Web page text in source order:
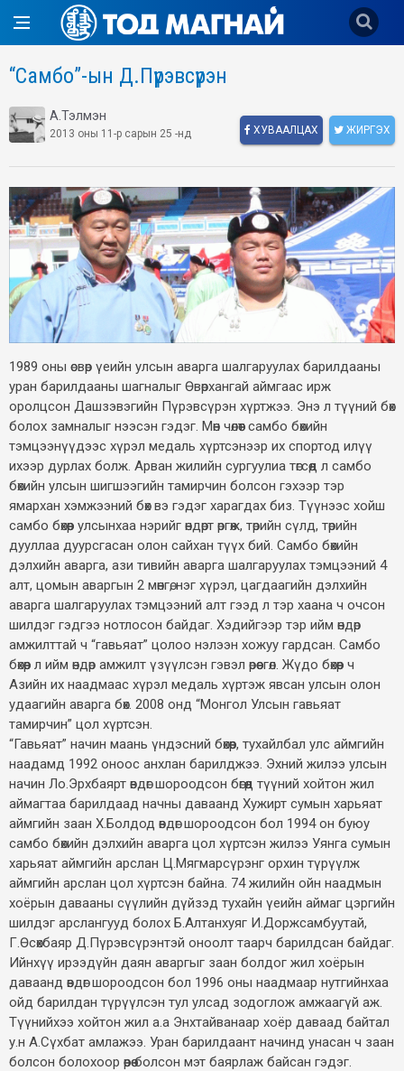
“Самбо”-ын Д.Пүрэвсүрэн
А.Тэлмэн
2013 оны 11-р сарын 25 -нд ХУВААЛЦАХ ЖИРГЭХ
1989 оны өсвөр үеийн улсын аварга шалгаруулах барилдааны
уран барилдааны шагналыг Өвөрхангай аймгаас ирж
оролцсон Дашзэвэгийн Пүрэвсүрэн хүртжээ. Энэ л түүний бөх
болох замналыг нээсэн гэдэг. Мөн чөлөөт самбо бөхийн
тэмцээнүүдээс хүрэл медаль хүртсэнээр их спортод илүү
ихээр дурлах болж. Арван жилийн сургуулиа төгсөөд л самбо
бөхийн улсын шигшээгийн тамирчин болсон гэхээр тэр
ямархан хэмжээний бөх вэ гэдэг харагдах биз. Түүнээс хойш
самбо бөхөөр улсынхаа нэрийг өндөрт өргөж, төрийн сүлд, төрийн
дууллаа дуурсгасан олон сайхан түүх бий. Самбо бөхийн
дэлхийн аварга, ази тивийн аварга шалгаруулах тэмцээний 4
алт, цомын аваргын 2 мөнгө, нэг хүрэл, цагдаагийн дэлхийн
аварга шалгаруулах тэмцээний алт гээд л тэр хаана ч очсон
шилдэг гэдгээ нотлосон байдаг. Хэдийгээр тэр ийм өндөр
амжилттай ч “гавьяат” цолоо нэлээн хожуу гардсан. Самбо
бөхөөр л ийм өндөр амжилт үзүүлсэн гэвэл өрөөсгөл. Жүдо бөхөөр ч
Азийн их наадмаас хүрэл медаль хүртэж явсан улсын олон
удаагийн аварга бөх. 2008 онд “Монгол Улсын гавьяат
тамирчин” цол хүртсэн.
“Гавьяат” начин маань үндэсний бөхөөр, тухайлбал улс аймгийн
наадамд 1992 оноос анхлан барилджээ. Эхний жилээ улсын
начин Ло.Эрхбаярт өвдөг шороодсон бөгөөд түүний хойтон жил
аймагтаа барилдаад начны даваанд Хужирт сумын харьяат
аймгийн заан Х.Болдод өвдөг шороодсон бол 1994 он буюу
самбо бөхийн дэлхийн аварга цол хүртсэн жилээ Уянга сумын
харьяат аймгийн арслан Ц.Мягмарсүрэнг орхин түрүүлж
аймгийн арслан цол хүртсэн байна. 74 жилийн ойн наадмын
хоёрын давааны сүүлийн дүйзэд тухайн үеийн аймаг цэргийн
шилдэг арслангууд болох Б.Алтанхуяг И.Доржсамбуутай,
Г.Өсөхбаяр Д.Пүрэвсүрэнтэй оноолт таарч барилдсан байдаг.
Ийнхүү ирээдүйн даян аваргыг заан болдог жил хоёрын
даваанд өвдөг шороодсон бол 1996 оны наадмаар нутгийнхаа
ойд барилдан түрүүлсэн тул улсад зодоглож амжаагүй аж.
Түүнийхээ хойтон жил а.а Энхтайванаар хоёр даваад байтал
у.н А.Сүхбат амлажээ. Уран барилдаант начинд унасан ч заан
болсон болохоор өөрөө болсон мэт баярлаж байсан гэдэг.